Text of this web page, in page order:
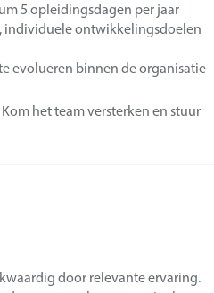
5 opleidingsdagen per jaar
individuele ontwikkelingsdoelen
evolueren binnen de organisatie
het team versterken en stuur
door relevante ervaring.